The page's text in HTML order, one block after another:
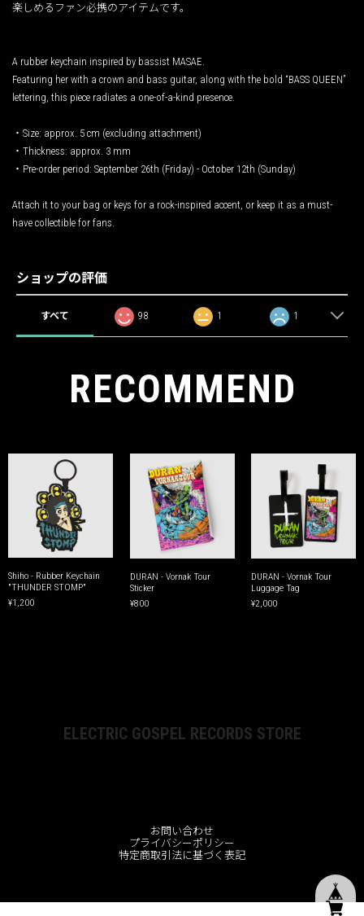
楽しめるファン必携のアイテムです。
A rubber keychain inspired by bassist MASAE.
Featuring her with a crown and bass guitar, along with the bold “BASS QUEEN”
lettering, this piece radiates a one-of-a-kind presence.
・Size: approx. 5 cm (excluding attachment)
・Thickness: approx. 3 mm
・Pre-order period: September 26th (Friday) - October 12th (Sunday)
Attach it to your bag or keys for a rock-inspired accent, or keep it as a must-
have collectible for fans.
ショップの評価
すべて 98 1 1
RECOMMEND
Shiho - Rubber Keychain
"THUNDER STOMP"
¥1,200
DURAN - Vornak Tour
Sticker
¥800
DURAN - Vornak Tour
Luggage Tag
¥2,000
ELECTRIC GOSPEL RECORDS STORE
お問い合わせ
プライバシーポリシー
特定商取引法に基づく表記